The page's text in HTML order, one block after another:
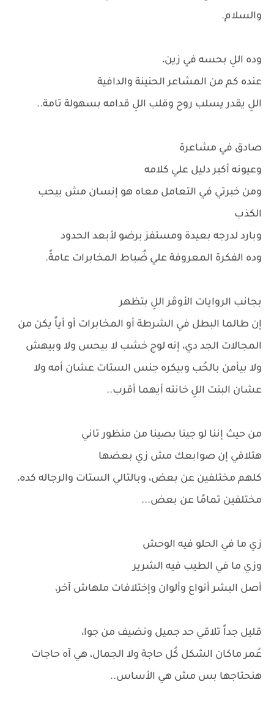
والسلام.
وده اللِ بحسه في زين،
عنده كم من المشاعر الحنينة والدافية
اللِ يقدر يسلب روح وقلب اللِ قدامه بسهولة تامة..
صادق في مشاعرة
وعيونه أكبر دليل علي كلامه
ومن خبرتي في التعامل معاه هو إنسان مش بيحب
الكذب
وبارد لدرجه بعيدة ومستفز برضو لأبعد الحدود
وده الفكرة المعروفة علي ضُباط المخابرات عامةً.
بجانب الروايات الأوڤر اللِ بتظهر
إن طالما البطل في الشرطة أو المخابرات أو أياً يكن من
المجالات الجد دي، إنه لوج خشب لا بيحس ولا وبيهش
ولا بيأمن بالحُب وبيكره جنس الستات عشان أمه ولا
عشان البنت اللِ خانته أيهما أقرب..
من حيث إننا لو جينا بصينا من منظور تاني
هتلاقي إن صوابعك مش زي بعضها
كلهم مختلفين عن بعض، وبالتالي الستات والرجاله كده،
مختلفين تمامًا عن بعض...
زي ما في الحلو فيه الوحش
وزي ما في الطيب فيه الشرير
أصل البشر أنواع وألوان وإختلافات ملهاش آخر،
قليل جداً تلاقي حد جميل ونضيف من جوا،
عُمر ماكان الشكل كُل حاجة ولا الجمال، هي آه حاجات
هنحتاجها بس مش هي الأساس..